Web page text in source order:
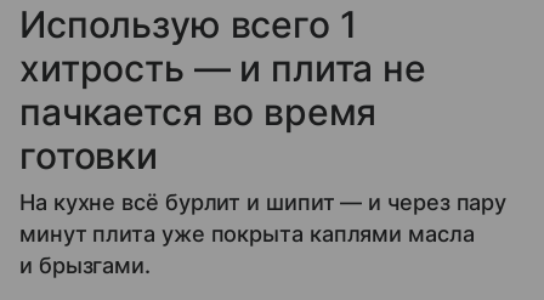
Использую всего 1
хитрость — и плита не
пачкается во время
готовки
На кухне всё бурлит и шипит — и через пару
минут плита уже покрыта каплями масла
и брызгами.